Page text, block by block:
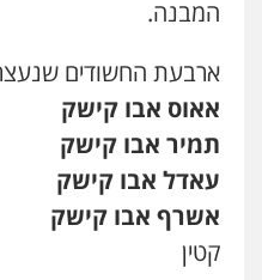
המבנה.
ארבעת החשודים
אאוס אבו קישק
תמיר אבו קישק
עאדל אבו קישק
אשרף אבו קישק
קטין
עו"ד רונן
משפט פלילי
0524282442